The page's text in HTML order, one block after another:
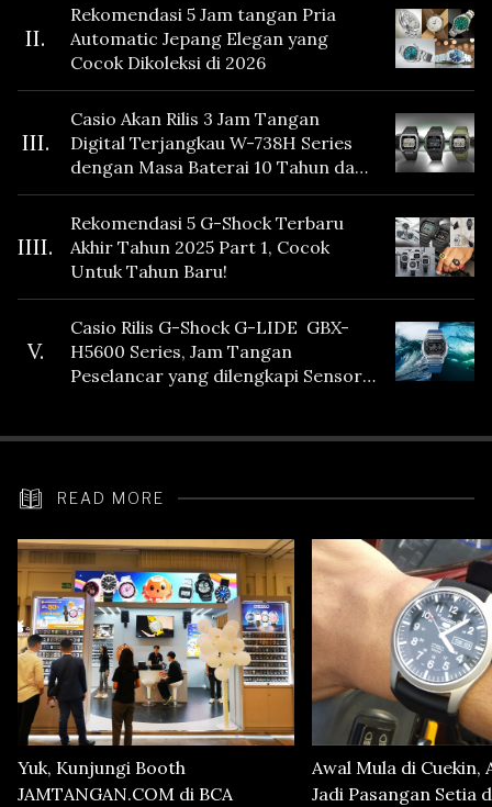
II.
Rekomendasi 5 Jam tangan Pria
Automatic Jepang Elegan yang
Cocok Dikoleksi di 2026
III.
Casio Akan Rilis 3 Jam Tangan
Digital Terjangkau W-738H Series
dengan Masa Baterai 10 Tahun dan
Fitur Vibration
IIII.
Rekomendasi 5 G-Shock Terbaru
Akhir Tahun 2025 Part 1, Cocok
Untuk Tahun Baru!
V.
Casio Rilis G-Shock G-LIDE GBX-
H5600 Series, Jam Tangan
Peselancar yang dilengkapi Sensor
READ MORE
Yuk, Kunjungi Booth
JAMTANGAN.COM di BCA
Awal Mula di Cuekin,
Jadi Pasangan Setia